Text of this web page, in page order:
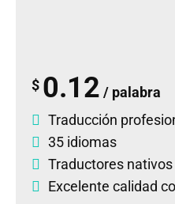
$ 0.12 / palabra
Traducción
35 idiomas
Traductores
Excelente calidad